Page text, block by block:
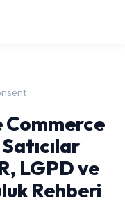
LGPD ve
Rehberi